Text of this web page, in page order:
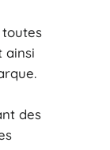
toutes
ainsi
des